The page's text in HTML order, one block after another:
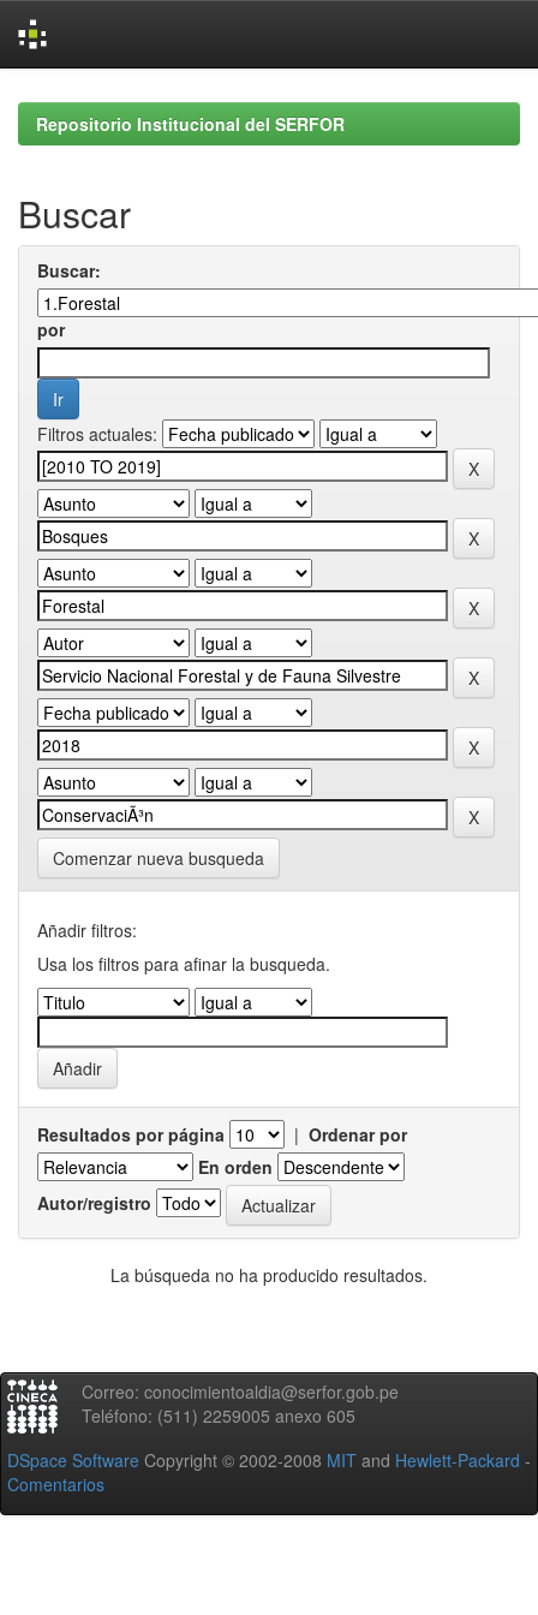
navigationRepositorio Institucional del SERFOR
Buscar
Buscar:
por
Filtros actuales:
Comenzar nueva busqueda
Añadir filtros:
Usa los filtros para afinar la busqueda.
Resultados por página | Ordenar por
En orden
Autor/registro
La búsqueda no ha producido resultados.
Correo: conocimientoaldia@serfor.gob.pe
Teléfono: (511) 2259005 anexo 605
DSpace Software Copyright © 2002-2008 MIT and Hewlett-Packard -
Comentarios